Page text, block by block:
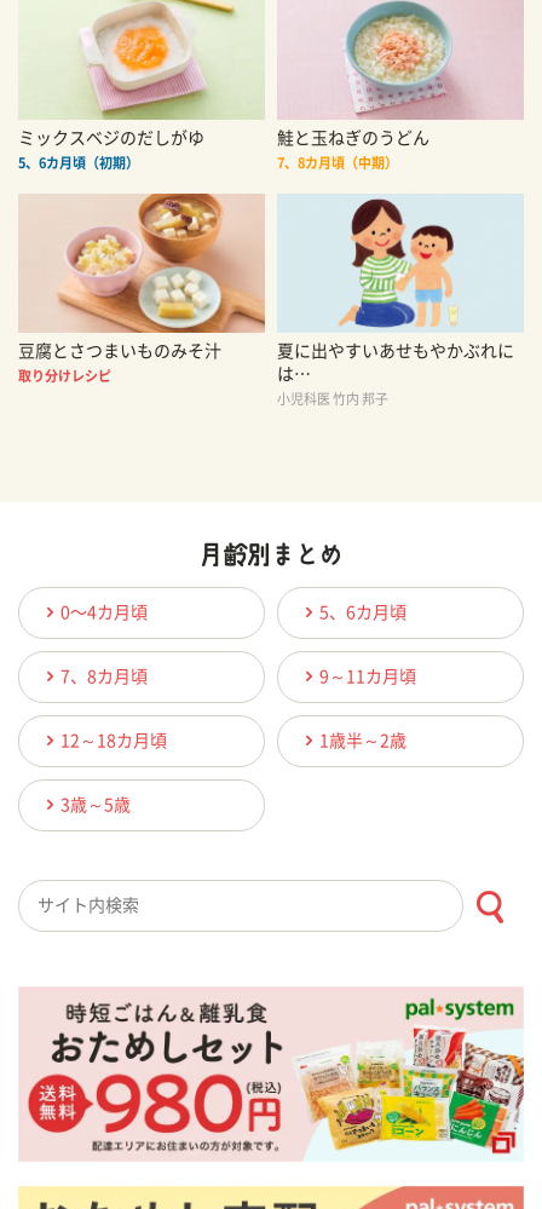
ミックスベジのだしがゆ
5、6カ月頃（初期）
鮭と玉ねぎのうどん
7、8カ月頃（中期）
豆腐とさつまいものみそ汁
取り分けレシピ
夏に出やすいあせもやかぶれに
は…
小児科医 竹内 邦子
0〜4カ月頃 5、6カ月頃
7、8カ月頃 9～11カ月頃
12～18カ月頃 1歳半～2歳
3歳～5歳
検索キーワード入力